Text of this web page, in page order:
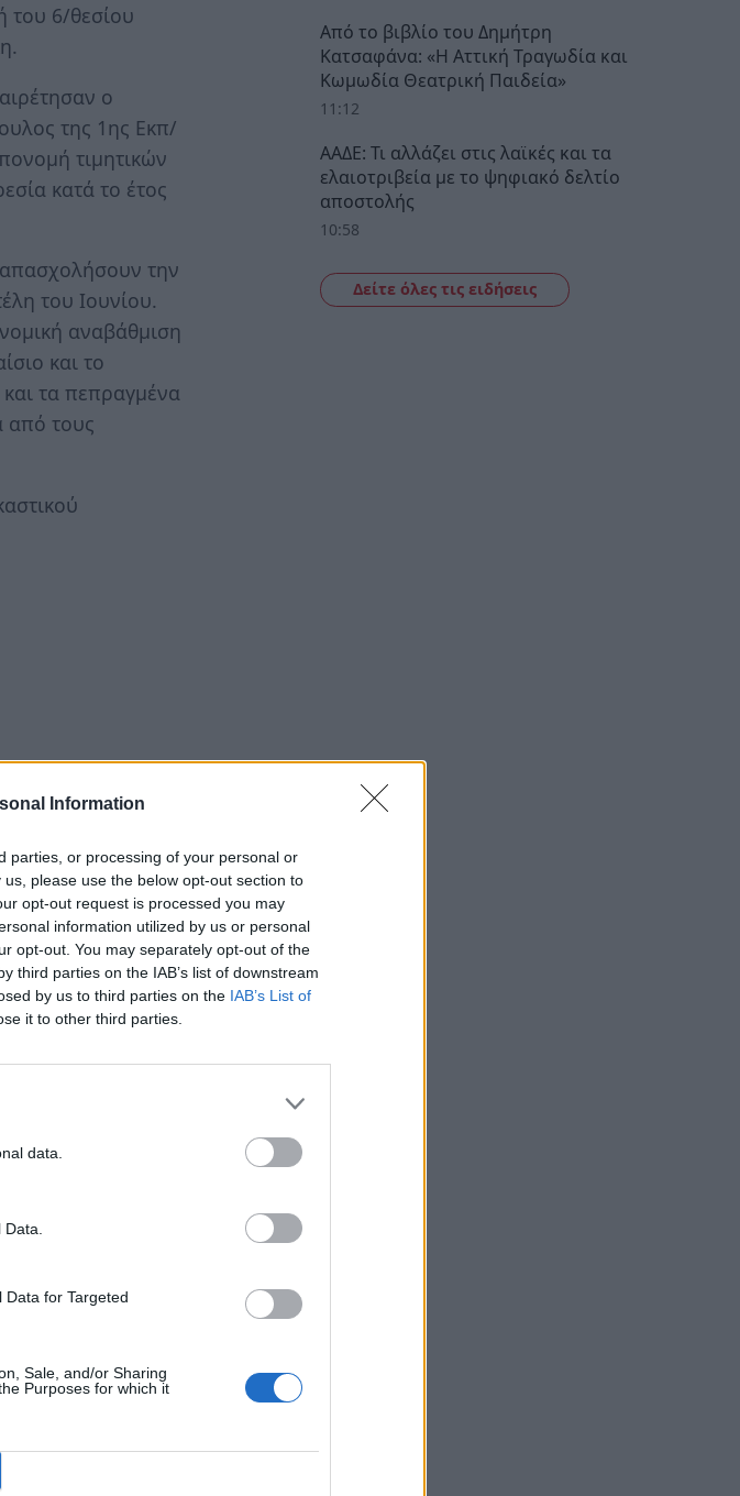
Information
parties, or processing of your personal or
please use the below opt-out section to
opt-out request is processed you may
information utilized by us or personal
opt-out. You may separately opt-out of the
third parties on the IAB’s list of downstream
by us to third parties on the IAB’s List of
it to other third parties.
data.
for Targeted
Sale, and/or Sharing
Purposes for which it
του 6/θεσίου
ο
της 1ης Εκπ/
τιμητικών
κατά το έτος
την
του Ιουνίου.
αναβάθμιση
και το
τα πεπραγμένα
από τους
παρακάτω
Από το βιβλίο του Δημήτρη
Κατσαφάνα: «Η Αττική Τραγωδία και
Κωμωδία Θεατρική Παιδεία»
11:12
ΑΑΔΕ: Τι αλλάζει στις λαϊκές και τα
ελαιοτριβεία με το ψηφιακό δελτίο
αποστολής
10:58
Δείτε όλες τις ειδήσεις